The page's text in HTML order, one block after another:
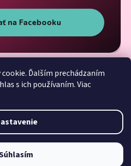
Ďalším prechádzaním
s ich používaním. Viac
na Facebooku
Shoptet